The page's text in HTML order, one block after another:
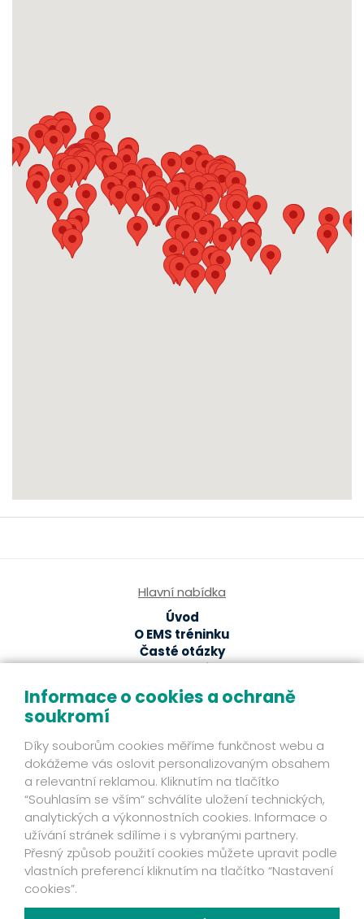
Hlavní nabídka
Úvod
O EMS tréninku
Časté otázky
EMS studia
Ze světa EMS
Fakta
Příběhy klientů
Novinky
Mohlo by se hodit
Ochrana osobních údajů
Kontakt
Fakta
Informace o cookies a ochraně
soukromí
Díky souborům cookies měříme funkčnost webu a
dokážeme vás oslovit personalizovaným obsahem
a relevantní reklamou. Kliknutím na tlačítko
“Souhlasím se vším“ schválíte uložení technických,
analytických a výkonnostních cookies. Informace o
užívání stránek sdílíme i s vybranými partnery.
Přesný způsob použití cookies můžete upravit podle
vlastních preferencí kliknutím na tlačítko “Nastavení
cookies”.